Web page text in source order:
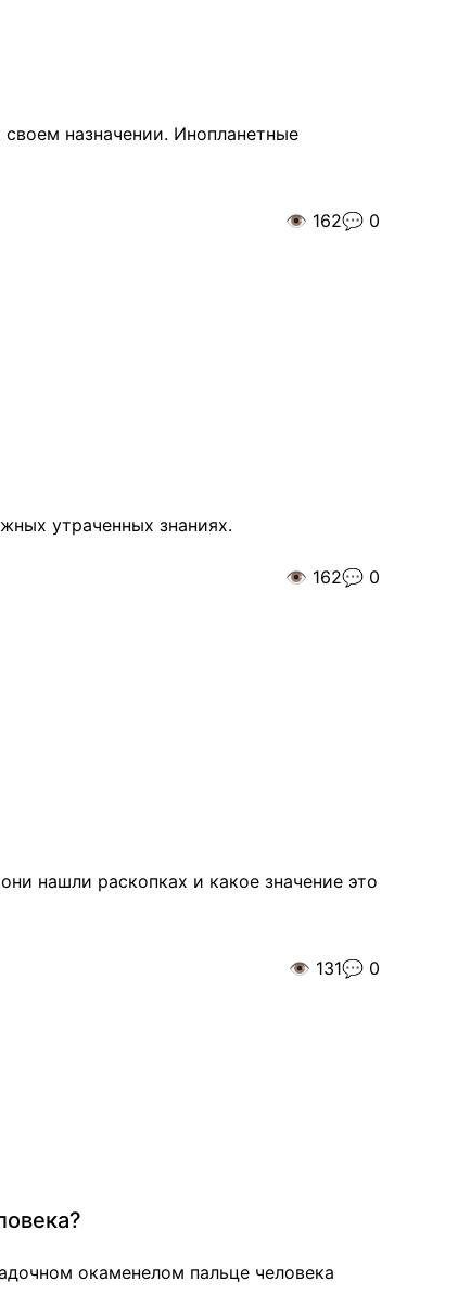
назначении. Инопланетные
👁️ 162💬 0
утраченных знаниях.
👁️ 162💬 0
нашли раскопках и какое значение это
👁️ 131💬 0
окаменелом пальце человека